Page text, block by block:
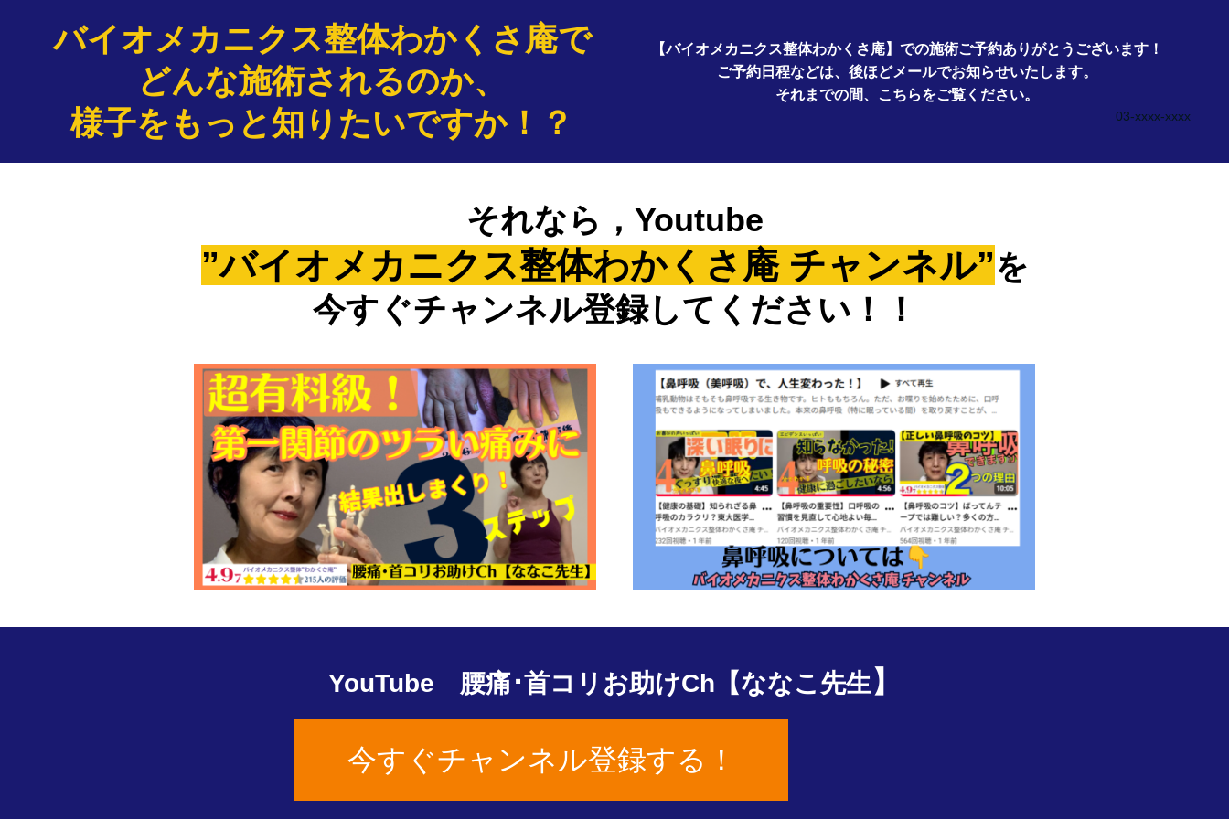
バイオメカニクス整体わかくさ庵で
どんな施術されるのか、
様子をもっと知りたいですか！？
【バイオメカニクス整体わかくさ庵】での施術ご予約ありがとうございます！
ご予約日程などは、後ほどメールでお知らせいたします。
それまでの間、こちらをご覧ください。
03-xxxx-xxxx
それなら，Youtube
”バイオメカニクス整体わかくさ庵 チャンネル”を
今すぐチャンネル登録してください！！
YouTube 腰痛･首コリお助けCh【ななこ先生】
今すぐチャンネル登録する！